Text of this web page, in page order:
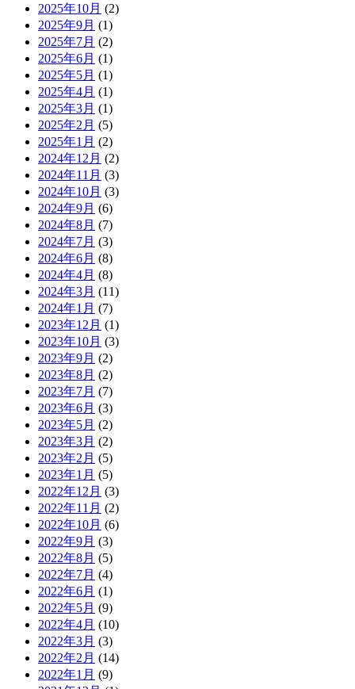
2025年10月 (2)
2025年9月 (1)
2025年7月 (2)
2025年6月 (1)
2025年5月 (1)
2025年4月 (1)
2025年3月 (1)
2025年2月 (5)
2025年1月 (2)
2024年12月 (2)
2024年11月 (3)
2024年10月 (3)
2024年9月 (6)
2024年8月 (7)
2024年7月 (3)
2024年6月 (8)
2024年4月 (8)
2024年3月 (11)
2024年1月 (7)
2023年12月 (1)
2023年10月 (3)
2023年9月 (2)
2023年8月 (2)
2023年7月 (7)
2023年6月 (3)
2023年5月 (2)
2023年3月 (2)
2023年2月 (5)
2023年1月 (5)
2022年12月 (3)
2022年11月 (2)
2022年10月 (6)
2022年9月 (3)
2022年8月 (5)
2022年7月 (4)
2022年6月 (1)
2022年5月 (9)
2022年4月 (10)
2022年3月 (3)
2022年2月 (14)
2022年1月 (9)